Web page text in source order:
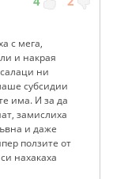
с мега,
и накрая
ни
субсидии
има. И за да
замислиха
и даже
ползите от
нахакаха